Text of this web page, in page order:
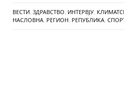
ВЕСТИ ЗДРАВСТВО ИНТЕРВЈУ
НАСЛОВНА РЕГИОН РЕПУБЛИКА